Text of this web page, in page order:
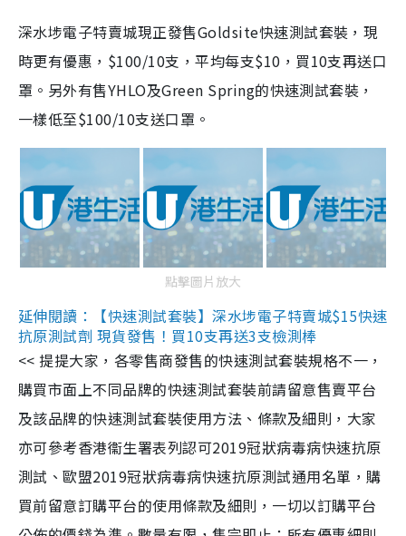
深水埗電子特賣城現正發售Goldsite快速測試套裝，現
時更有優惠，$100/10支，平均每支$10，買10支再送口
罩。另外有售YHLO及Green Spring的快速測試套裝，
一樣低至$100/10支送口罩。
點擊圖片放大
延伸閱讀：【快速測試套裝】深水埗電子特賣城$15快速
抗原測試劑 現貨發售！買10支再送3支檢測棒
<< 提提大家，各零售商發售的快速測試套裝規格不一，
購買市面上不同品牌的快速測試套裝前請留意售賣平台
及該品牌的快速測試套裝使用方法、條款及細則，大家
亦可參考香港衞生署表列認可2019冠狀病毒病快速抗原
測試、歐盟2019冠狀病毒病快速抗原測試通用名單，購
買前留意訂購平台的使用條款及細則，一切以訂購平台